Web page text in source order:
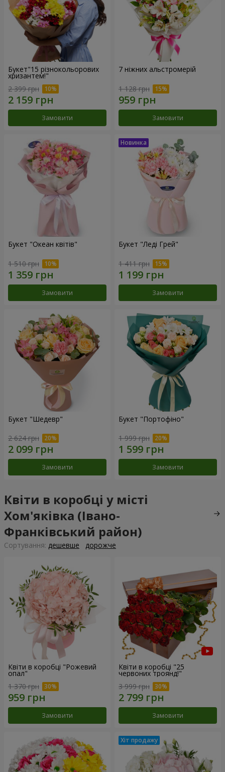
Букет"15 різнокольорових
хризантем!"
2 399 грн
Замовити
7 ніжних альстромерій
1 128 грн
Замовити
Букет "Океан квітів"
1 510 грн
Замовити
Букет "Леді Грей"
1 411 грн
Замовити
Букет "Шедевр"
2 624 грн
Замовити
Букет "Портофіно"
1 999 грн
Замовити
Квіти в коробці у місті
Хом'яківка (Івано-
Франківський район)
Сортування: дешевше дорожче
Квіти в коробці "Рожевий
опал"
1 370 грн
Замовити
Квіти в коробці "25
червоних троянд!"
3 999 грн
Замовити